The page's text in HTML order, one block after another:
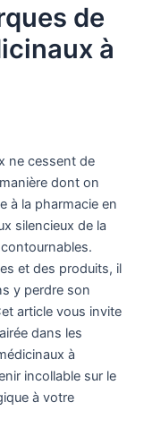
de
à
ne cessent de
dont on
à la pharmacie en
silencieux de la
et des produits, il
y perdre son
article vous invite
dans les
à
incollable sur le
à votre